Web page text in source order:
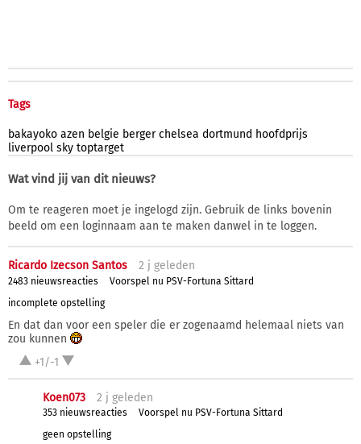
Tags
bakayoko azen belgie berger chelsea dortmund hoofdprijs
liverpool sky toptarget
Wat vind jij van dit nieuws?
Om te reageren moet je ingelogd zijn. Gebruik de links bovenin
beeld om een loginnaam aan te maken danwel in te loggen.
Ricardo Izecson Santos 2 j geleden
2483 nieuwsreacties
Voorspel nu PSV-Fortuna Sittard
incomplete opstelling
En dat dan voor een speler die er zogenaamd helemaal niets van
zou kunnen
+1/-1
Koen073 2 j geleden
353 nieuwsreacties
Voorspel nu PSV-Fortuna Sittard
geen opstelling